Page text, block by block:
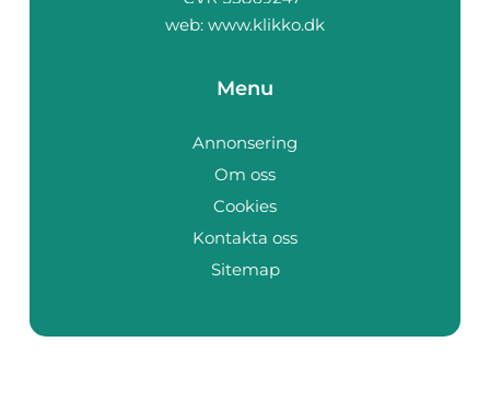
web: www.klikko.dk
Menu
Annonsering
Om oss
Cookies
Kontakta oss
Sitemap